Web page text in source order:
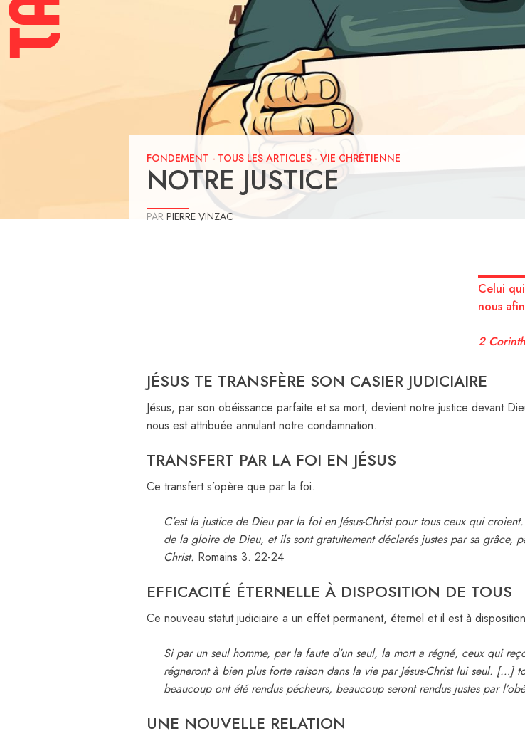
FONDEMENT - TOUS LES ARTICLES - VIE CHRÉTIENNE
NOTRE JUSTICE
PAR PIERRE VINZAC
Celui
nous
2
JÉSUS TE TRANSFÈRE SON CASIER JUDICIAIRE
Jésus, par son obéissance parfaite et sa mort, devient notre justice devant
nous est attribuée annulant notre condamnation.
TRANSFERT PAR LA FOI EN JÉSUS
Ce transfert s’opère que par la foi.
C’est la justice de Dieu par la foi en Jésus-Christ pour tous ceux qui
de la gloire de Dieu, et ils sont gratuitement déclarés justes par sa grâce,
Christ. Romains 3. 22-24
EFFICACITÉ ÉTERNELLE À DISPOSITION DE TOUS
Ce nouveau statut judiciaire a un effet permanent, éternel et il est à
Si par un seul homme, par la faute d’un seul, la mort a régné, ceux qui
régneront à bien plus forte raison dans la vie par Jésus-Christ lui seul. […]
beaucoup ont été rendus pécheurs, beaucoup seront rendus justes par
UNE NOUVELLE RELATION